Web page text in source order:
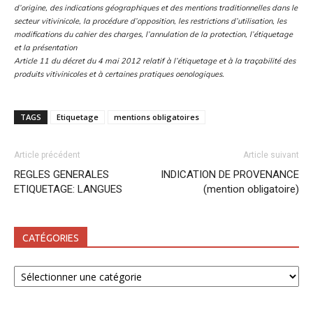
d’origine, des indications géographiques et des mentions traditionnelles dans le
secteur vitivinicole, la procédure d’opposition, les restrictions d’utilisation, les
modifications du cahier des charges, l’annulation de la protection, l’étiquetage
et la présentation
Article 11 du décret du 4 mai 2012 relatif à l’étiquetage et à la traçabilité des
produits vitivinicoles et à certaines pratiques oenologiques.
TAGS Etiquetage mentions obligatoires
Article précédent
REGLES GENERALES
ETIQUETAGE: LANGUES
Article suivant
INDICATION DE PROVENANCE
(mention obligatoire)
CATÉGORIES
Catégories